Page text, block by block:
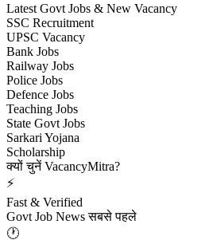
Latest Govt Jobs & New Vacancy
SSC Recruitment
UPSC Vacancy
Bank Jobs
Railway Jobs
Police Jobs
Defence Jobs
Teaching Jobs
State Govt Jobs
Sarkari Yojana
Scholarship
क्यों चुनें VacancyMitra?
⚡
Fast & Verified
Govt Job News सबसे पहले
🕐